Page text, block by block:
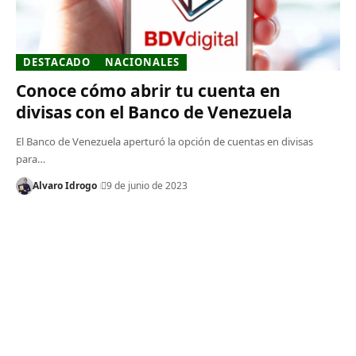
DESTACADO NACIONALES
Conoce cómo abrir tu cuenta en
divisas con el Banco de Venezuela
El Banco de Venezuela aperturó la opción de cuentas en divisas
para…
Alvaro Idrogo 9 de junio de 2023